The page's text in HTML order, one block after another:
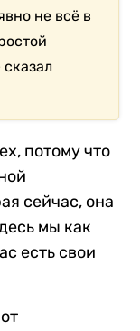
не всё в
потому что
сейчас, она
мы как
есть свои